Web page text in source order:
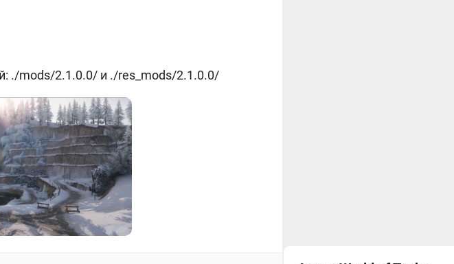
./mods/2.1.0.0/ и ./res_mods/2.1.0.0/